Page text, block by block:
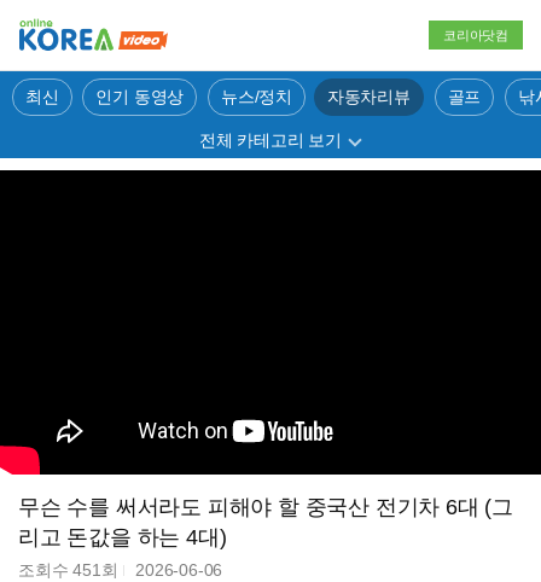
코리아닷컴
최신 인기 동영상 뉴스/정치 자동차리뷰 골프 낚
전체 카테고리 보기
무슨 수를 써서라도 피해야 할 중국산 전기차 6대 (그
리고 돈값을 하는 4대)
조회수451 회 2026-06-06